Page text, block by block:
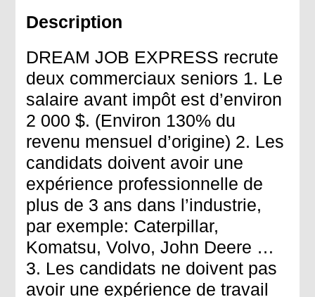
Description
DREAM JOB EXPRESS recrute
deux commerciaux seniors 1. Le
salaire avant impôt est d’environ
2 000 $. (Environ 130% du
revenu mensuel d’origine) 2. Les
candidats doivent avoir une
expérience professionnelle de
plus de 3 ans dans l’industrie,
par exemple: Caterpillar,
Komatsu, Volvo, John Deere …
3. Les candidats ne doivent pas
avoir une expérience de travail